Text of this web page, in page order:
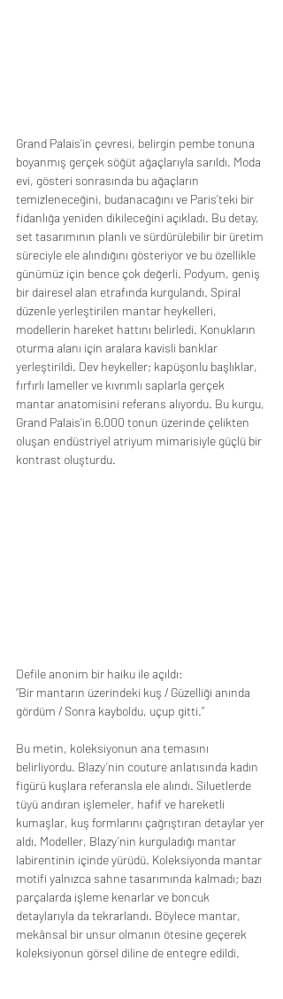
Grand Palais’in çevresi, belirgin pembe tonuna
boyanmış gerçek söğüt ağaçlarıyla sarıldı. Moda
evi, gösteri sonrasında bu ağaçların
temizleneceğini, budanacağını ve Paris’teki bir
fidanlığa yeniden dikileceğini açıkladı. Bu detay,
set tasarımının planlı ve sürdürülebilir bir üretim
süreciyle ele alındığını gösteriyor ve bu özellikle
günümüz için bence çok değerli. Podyum, geniş
bir dairesel alan etrafında kurgulandı. Spiral
düzenle yerleştirilen mantar heykelleri,
modellerin hareket hattını belirledi. Konukların
oturma alanı için aralara kavisli banklar
yerleştirildi. Dev heykeller; kapüşonlu başlıklar,
fırfırlı lameller ve kıvrımlı saplarla gerçek
mantar anatomisini referans alıyordu. Bu kurgu,
Grand Palais’in 6.000 tonun üzerinde çelikten
oluşan endüstriyel atriyum mimarisiyle güçlü bir
kontrast oluşturdu.
Defile anonim bir haiku ile açıldı:
“Bir mantarın üzerindeki kuş / Güzelliği anında
gördüm / Sonra kayboldu, uçup gitti.”
Bu metin, koleksiyonun ana temasını
belirliyordu. Blazy’nin couture anlatısında kadın
figürü kuşlara referansla ele alındı. Siluetlerde
tüyü andıran işlemeler, hafif ve hareketli
kumaşlar, kuş formlarını çağrıştıran detaylar yer
aldı. Modeller, Blazy’nin kurguladığı mantar
labirentinin içinde yürüdü. Koleksiyonda mantar
motifi yalnızca sahne tasarımında kalmadı; bazı
parçalarda işleme kenarlar ve boncuk
detaylarıyla da tekrarlandı. Böylece mantar,
mekânsal bir unsur olmanın ötesine geçerek
koleksiyonun görsel diline de entegre edildi.